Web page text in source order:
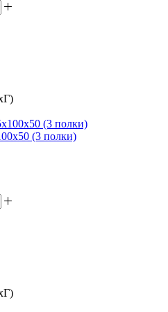
(3 полки)